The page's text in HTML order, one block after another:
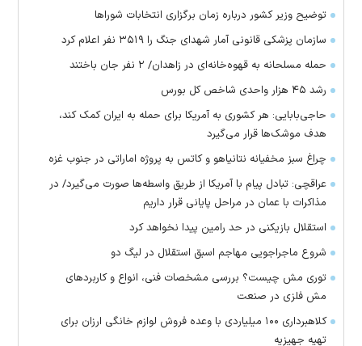
توضیح وزیر کشور درباره زمان برگزاری انتخابات شورا‌ها
سازمان پزشکی قانونی آمار شهدای جنگ را ۳۵۱۹ نفر اعلام کرد
حمله مسلحانه به قهوه‌خانه‌ای در زاهدان/ ۲ نفر جان باختند
رشد ۴۵ هزار واحدی شاخص کل بورس
حاجی‌بابایی: هر کشوری به آمریکا برای حمله به ایران کمک کند،
هدف موشک‌ها قرار می‌گیرد
چراغ سبز مخفیانه نتانیاهو و کاتس به پروژه اماراتی در جنوب غزه
عراقچی: تبادل پیام با آمریکا از طریق واسطه‌ها صورت می‌گیرد/ در
مذاکرات با عمان در مراحل پایانی قرار داریم
استقلال بازیکنی در حد رامین پیدا نخواهد کرد
شروع ماجراجویی مهاجم اسبق استقلال در لیگ دو
توری مش چیست؟ بررسی مشخصات فنی، انواع و کاربردهای
مش فلزی در صنعت
کلاهبرداری ۱۰۰ میلیاردی با وعده فروش لوازم خانگی ارزان برای
تهیه جهیزیه